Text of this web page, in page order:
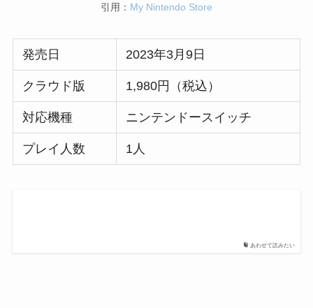
引用： My Nintendo Store
発売日 2023年3月9日
クラウド版 1,980円（税込）
対応機種 ニンテンドースイッチ
プレイ人数 1人
あわせて読みたい